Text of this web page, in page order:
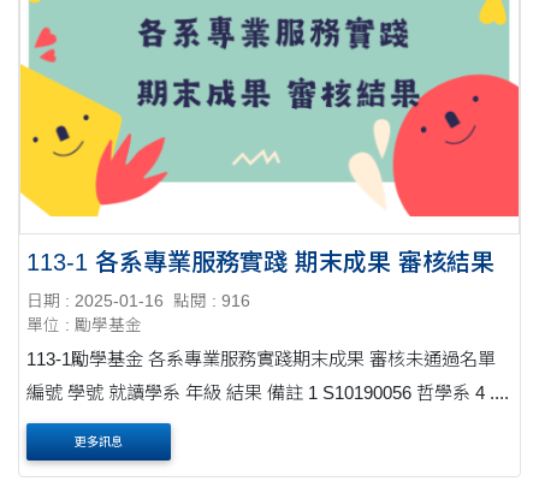
113-1 各系專業服務實踐 期末成果 審核結果
日期 : 2025-01-16
點閱 : 916
單位 : 勵學基金
113-1勵學基金 各系專業服務實踐期末成果 審核未通過名單
編號 學號 就讀學系 年級 結果 備註 1 S10190056 哲學系 4 ....
更多訊息